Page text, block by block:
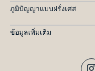
ภูมิปัญญาแบบฝรั่งเศส
ข้อมูลเพิ่มเติม